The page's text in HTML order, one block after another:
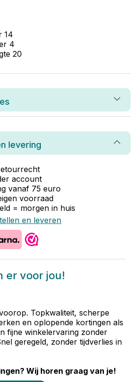
14
4
20
levering
account
vanaf 75 euro
voorraad
= morgen in huis
en leveren
er voor jou!
Topkwaliteit, scherpe
en oplopende kortingen als
fijne winkelervaring zonder
geregeld, zonder tijdverlies in
Wij horen graag van je!